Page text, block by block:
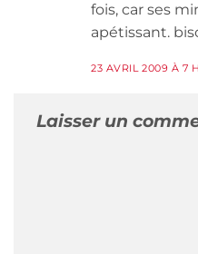
fois, car ses
apétissant.
23 AVRIL 2009 À 7
Laisser un